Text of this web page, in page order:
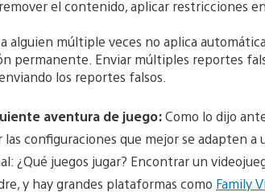
el contenido, aplicar restricciones
alguien múltiple veces no aplica
permanente. Enviar múltiples reportes
los reportes falsos.
aventura de juego:Como lo dijo
configuraciones que mejor se adapten a
¿Qué juegos jugar? Encontrar un
y hay grandes plataformas como Family